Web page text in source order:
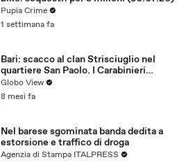
Pupia Crime
1 settimana fa
Bari: scacco al clan Strisciuglio nel
quartiere San Paolo. I Carabinieri
arrestano 12 persone
Globo View
8 mesi fa
Nel barese sgominata banda dedita a
estorsione e traffico di droga
Agenzia di Stampa ITALPRESS